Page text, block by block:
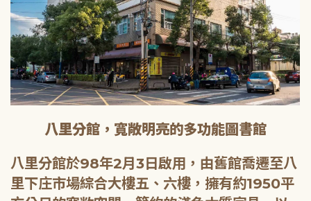
八里分館，寬敞明亮的多功能圖書館
八里分館於98年2月3日啟用，由舊館喬遷至八
里下庄市場綜合大樓五、六樓，擁有約1950平